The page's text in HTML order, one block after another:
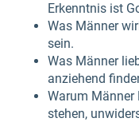
Erkenntnis ist
Was Männer
sein.
Was Männer
anziehend
Warum Männer
stehen,